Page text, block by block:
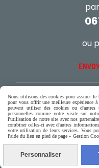
ou
Facebook est
Mentions Légales
Gestion
Nous utilisons des cookies pour assurer
pour vous offrir une meilleure expérience
peuvent utiliser des cookies ou d'autres
personnelles comme votre visite sur
l'utilisation de notre site avec nos
combiner celles-ci avec d'autres
votre utilisation de leurs services. Vous
l'aide du lien en pied de page « Gestion
Personnaliser